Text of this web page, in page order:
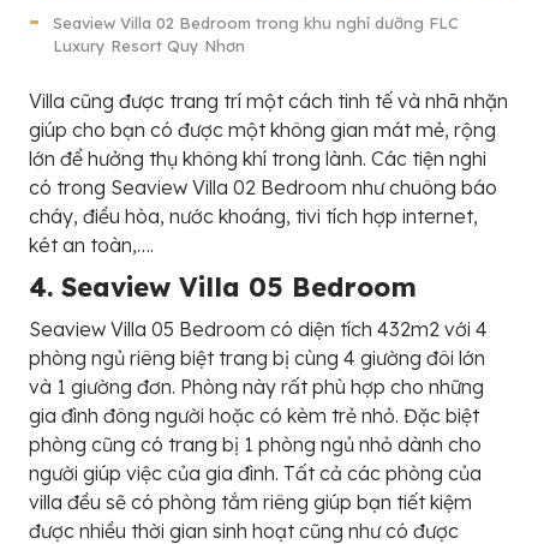
Seaview Villa 02 Bedroom trong khu nghỉ dưỡng FLC
Luxury Resort Quy Nhơn
Villa cũng được trang trí một cách tinh tế và nhã nhặn
giúp cho bạn có được một không gian mát mẻ, rộng
lớn để hưởng thụ không khí trong lành. Các tiện nghi
có trong Seaview Villa 02 Bedroom như chuông báo
cháy, điều hòa, nước khoáng, tivi tích hợp internet,
két an toàn,….
4. Seaview Villa 05 Bedroom
Seaview Villa 05 Bedroom có diện tích 432m2 với 4
phòng ngủ riêng biệt trang bị cùng 4 giường đôi lớn
và 1 giường đơn. Phòng này rất phù hợp cho những
gia đình đông người hoặc có kèm trẻ nhỏ. Đặc biệt
phòng cũng có trang bị 1 phòng ngủ nhỏ dành cho
người giúp việc của gia đình. Tất cả các phòng của
villa đều sẽ có phòng tắm riêng giúp bạn tiết kiệm
được nhiều thời gian sinh hoạt cũng như có được